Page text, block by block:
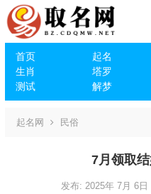
首页 起名
生肖
塔罗
测试
解梦
起名网 民俗
7月领取
发布: 2025年 7月 6日